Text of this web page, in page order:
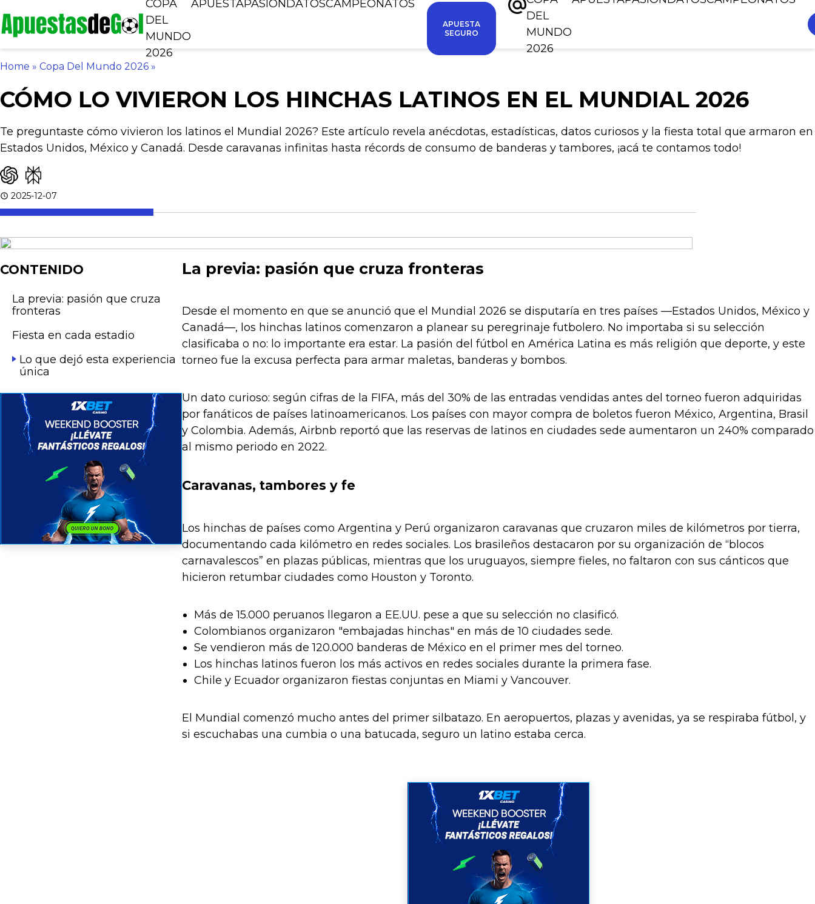
COPA
DEL
MUNDO
2026
APUESTAPASIÓN DATOSCAMPEONATOS
APUESTA
SEGURO
DEL
MUNDO
2026
Home » Copa Del Mundo 2026 »
CÓMO LO VIVIERON LOS HINCHAS LATINOS EN EL MUNDIAL 2026
Te preguntaste cómo vivieron los latinos el Mundial 2026? Este artículo revela anécdotas, estadísticas, datos curiosos y la fiesta total que armaron en
Estados Unidos, México y Canadá. Desde caravanas infinitas hasta récords de consumo de banderas y tambores, ¡acá te contamos todo!
2025-12-07
CONTENIDO
La previa: pasión que cruza
fronteras
Fiesta en cada estadio
Lo que dejó esta experiencia
única
La previa: pasión que cruza fronteras
Desde el momento en que se anunció que el Mundial 2026 se disputaría en tres países —Estados Unidos, México y
Canadá—, los hinchas latinos comenzaron a planear su peregrinaje futbolero. No importaba si su selección
clasificaba o no: lo importante era estar. La pasión del fútbol en América Latina es más religión que deporte, y este
torneo fue la excusa perfecta para armar maletas, banderas y bombos.
Un dato curioso: según cifras de la FIFA, más del 30% de las entradas vendidas antes del torneo fueron adquiridas
por fanáticos de países latinoamericanos. Los países con mayor compra de boletos fueron México, Argentina, Brasil
y Colombia. Además, Airbnb reportó que las reservas de latinos en ciudades sede aumentaron un 240% comparado
al mismo periodo en 2022.
Caravanas, tambores y fe
Los hinchas de países como Argentina y Perú organizaron caravanas que cruzaron miles de kilómetros por tierra,
documentando cada kilómetro en redes sociales. Los brasileños destacaron por su organización de “blocos
carnavalescos” en plazas públicas, mientras que los uruguayos, siempre fieles, no faltaron con sus cánticos que
hicieron retumbar ciudades como Houston y Toronto.
Más de 15.000 peruanos llegaron a EE.UU. pese a que su selección no clasificó.
Colombianos organizaron "embajadas hinchas" en más de 10 ciudades sede.
Se vendieron más de 120.000 banderas de México en el primer mes del torneo.
Los hinchas latinos fueron los más activos en redes sociales durante la primera fase.
Chile y Ecuador organizaron fiestas conjuntas en Miami y Vancouver.
El Mundial comenzó mucho antes del primer silbatazo. En aeropuertos, plazas y avenidas, ya se respiraba fútbol, y
si escuchabas una cumbia o una batucada, seguro un latino estaba cerca.